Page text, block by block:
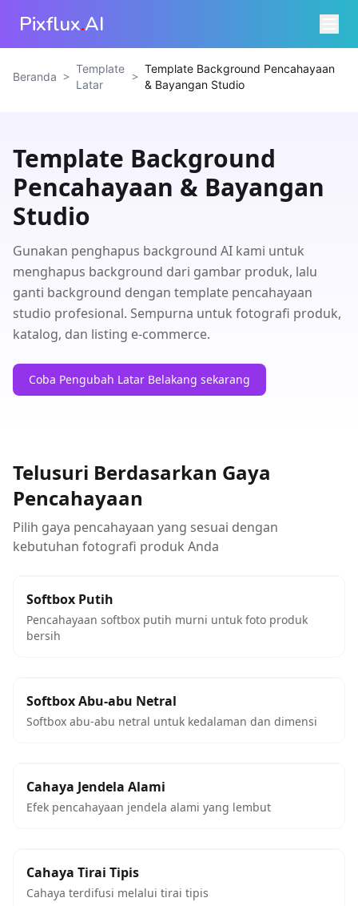
Pixflux.AI
Beranda >
Template
Latar
>
Template Background Pencahayaan
& Bayangan Studio
Template Background
Pencahayaan & Bayangan
Studio
Gunakan penghapus background AI kami untuk
menghapus background dari gambar produk, lalu
ganti background dengan template pencahayaan
studio profesional. Sempurna untuk fotografi produk,
katalog, dan listing e-commerce.
Coba Pengubah Latar Belakang sekarang
Telusuri Berdasarkan Gaya
Pencahayaan
Pilih gaya pencahayaan yang sesuai dengan
kebutuhan fotografi produk Anda
Softbox Putih
Pencahayaan softbox putih murni untuk foto produk
bersih
Softbox Abu-abu Netral
Softbox abu-abu netral untuk kedalaman dan dimensi
Cahaya Jendela Alami
Efek pencahayaan jendela alami yang lembut
Cahaya Tirai Tipis
Cahaya terdifusi melalui tirai tipis